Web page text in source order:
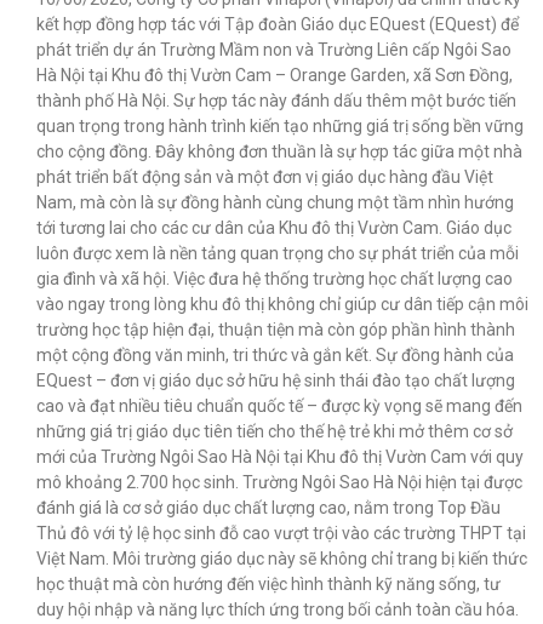
kết hợp đồng hợp tác với Tập đoàn Giáo dục EQuest (EQuest) để
phát triển dự án Trường Mầm non và Trường Liên cấp Ngôi Sao
Hà Nội tại Khu đô thị Vườn Cam – Orange Garden, xã Sơn Đồng,
thành phố Hà Nội. Sự hợp tác này đánh dấu thêm một bước tiến
quan trọng trong hành trình kiến tạo những giá trị sống bền vững
cho cộng đồng. Đây không đơn thuần là sự hợp tác giữa một nhà
phát triển bất động sản và một đơn vị giáo dục hàng đầu Việt
Nam, mà còn là sự đồng hành cùng chung một tầm nhìn hướng
tới tương lai cho các cư dân của Khu đô thị Vườn Cam. Giáo dục
luôn được xem là nền tảng quan trọng cho sự phát triển của mỗi
gia đình và xã hội. Việc đưa hệ thống trường học chất lượng cao
vào ngay trong lòng khu đô thị không chỉ giúp cư dân tiếp cận môi
trường học tập hiện đại, thuận tiện mà còn góp phần hình thành
một cộng đồng văn minh, tri thức và gắn kết. Sự đồng hành của
EQuest – đơn vị giáo dục sở hữu hệ sinh thái đào tạo chất lượng
cao và đạt nhiều tiêu chuẩn quốc tế – được kỳ vọng sẽ mang đến
những giá trị giáo dục tiên tiến cho thế hệ trẻ khi mở thêm cơ sở
mới của Trường Ngôi Sao Hà Nội tại Khu đô thị Vườn Cam với quy
mô khoảng 2.700 học sinh. Trường Ngôi Sao Hà Nội hiện tại được
đánh giá là cơ sở giáo dục chất lượng cao, nằm trong Top Đầu
Thủ đô với tỷ lệ học sinh đỗ cao vượt trội vào các trường THPT tại
Việt Nam. Môi trường giáo dục này sẽ không chỉ trang bị kiến thức
học thuật mà còn hướng đến việc hình thành kỹ năng sống, tư
duy hội nhập và năng lực thích ứng trong bối cảnh toàn cầu hóa.